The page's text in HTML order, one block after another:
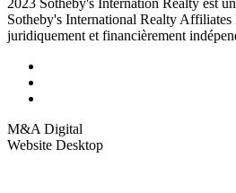
2023 Sotheby's Internation Realty est
Sotheby's International Realty
juridiquement et financièrement
M&A Digital
Website Desktop